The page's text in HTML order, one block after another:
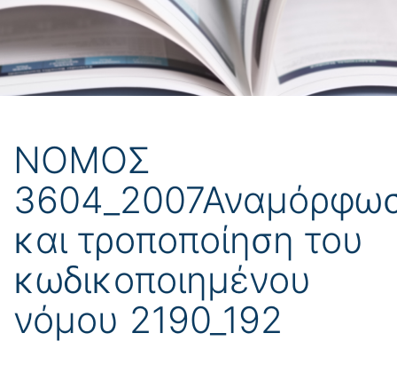
ΝΟΜΟΣ
και τροποποίηση του
κωδικοποιημένου
νόμου 2190_192